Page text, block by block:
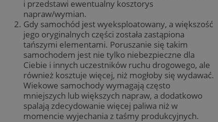
i przedstawi ewentualny kosztorys
napraw/wymian.
Gdy samochód jest wyeksploatowany, a większość
jego oryginalnych części została zastąpiona
tańszymi elementami. Poruszanie się takim
samochodem jest nie tylko niebezpieczne dla
Ciebie i innych uczestników ruchu drogowego, ale
również kosztuje więcej, niż mogłoby się wydawać.
Wiekowe samochody wymagają często
mniejszych lub większych napraw, a dodatkowo
spalają zdecydowanie więcej paliwa niż w
momencie wyjechania z taśmy produkcyjnych.